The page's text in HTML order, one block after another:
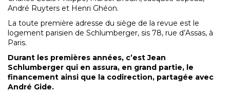
André Ruyters et Henri Ghéon.
La toute première adresse du siège de la revue est le
logement parisien de Schlumberger, sis 78, rue d’Assas, à
Paris.
Durant les premières années, c’est Jean
Schlumberger qui en assura, en grand partie, le
financement ainsi que la codirection, partagée avec
André Gide.